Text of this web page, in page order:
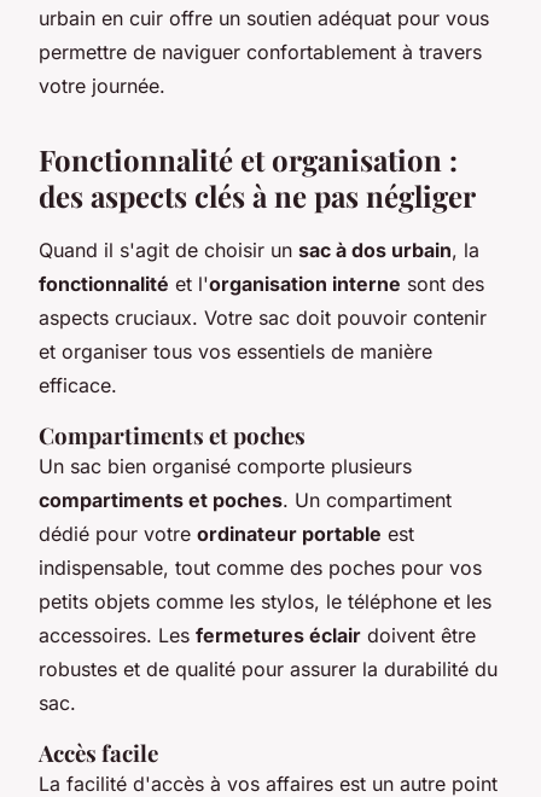
urbain en cuir offre un soutien adéquat pour vous
permettre de naviguer confortablement à travers
votre journée.
Fonctionnalité et organisation :
des aspects clés à ne pas négliger
Quand il s'agit de choisir un sac à dos urbain, la
fonctionnalité et l'organisation interne sont des
aspects cruciaux. Votre sac doit pouvoir contenir
et organiser tous vos essentiels de manière
efficace.
Compartiments et poches
Un sac bien organisé comporte plusieurs
compartiments et poches. Un compartiment
dédié pour votre ordinateur portable est
indispensable, tout comme des poches pour vos
petits objets comme les stylos, le téléphone et les
accessoires. Les fermetures éclair doivent être
robustes et de qualité pour assurer la durabilité du
sac.
Accès facile
La facilité d'accès à vos affaires est un autre point